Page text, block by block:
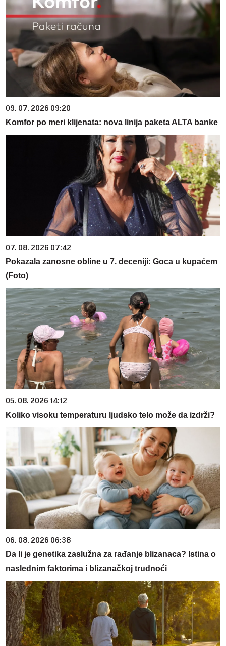
09. 07. 2026 09:20
Komfor po meri klijenata: nova linija paketa ALTA banke
07. 08. 2026 07:42
Pokazala zanosne obline u 7. deceniji: Goca u kupaćem
(Foto)
05. 08. 2026 14:12
Koliko visoku temperaturu ljudsko telo može da izdrži?
06. 08. 2026 06:38
Da li je genetika zaslužna za rađanje blizanaca? Istina o
naslednim faktorima i blizanačkoj trudnoći